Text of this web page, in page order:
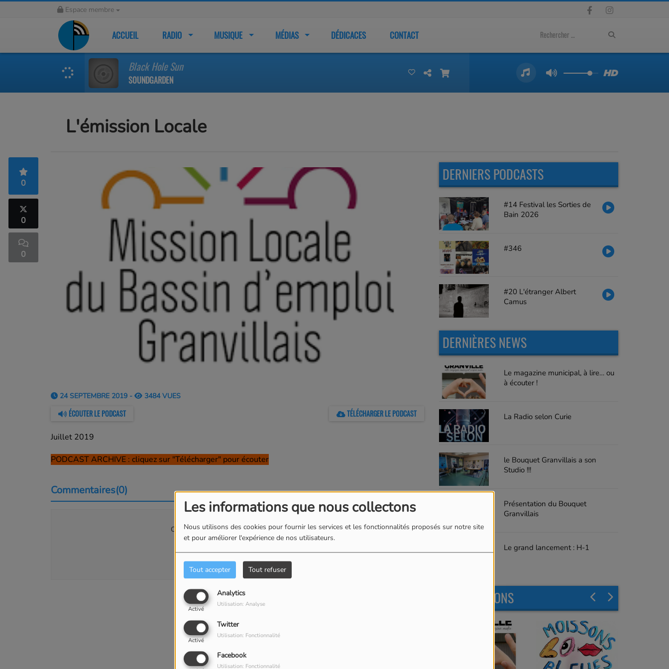
Les informations que nous collectons
Nous utilisons des cookies pour fournir les services et les fonctionnalités proposés sur notre site
et pour améliorer l'expérience de nos utilisateurs.
Tout accepter Tout refuser
Analytics
Activé
Utilisation: Analyse
Twitter
Activé
Utilisation: Fonctionnalité
Facebook
Utilisation: Fonctionnalité
Espace membre
ACCUEIL RADIO MUSIQUE MÉDIAS DÉDICACES CONTACT
Black Hole Sun
SOUNDGARDEN
L'émission Locale
0
0
0
24 SEPTEMBRE 2019 - 3484 VUES
ÉCOUTER LE PODCAST TÉLÉCHARGER LE PODCAST
Juillet 2019
PODCAST ARCHIVE : cliquez sur "Télécharger" pour écouter
Commentaires(0)
Connectez-vous pour commenter cet article
SE CONNECTER
DERNIERS PODCASTS
#14 Festival les Sorties de
Bain 2026
#346
#20 L'étranger Albert
Camus
DERNIÈRES NEWS
Le magazine municipal, à lire… ou
à écouter !
La Radio selon Curie
le Bouquet Granvillais a son
Studio !!!
Présentation du Bouquet
Granvillais
Le grand lancement : H-1
LES ÉMISSIONS